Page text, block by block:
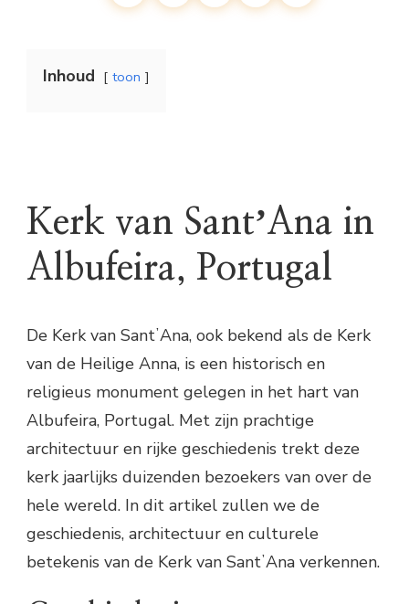
Inhoud toon
Kerk van SantʼAna in
Albufeira, Portugal
De Kerk van SantʼAna, ook bekend als de Kerk
van de Heilige Anna, is een historisch en
religieus monument gelegen in het hart van
Albufeira, Portugal. Met zijn prachtige
architectuur en rijke geschiedenis trekt deze
kerk jaarlijks duizenden bezoekers van over de
hele wereld. In dit artikel zullen we de
geschiedenis, architectuur en culturele
betekenis van de Kerk van SantʼAna verkennen.